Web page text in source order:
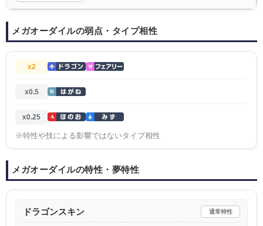
メガオーダイルの弱点・タイプ相性
x2
x0.5
x0.25
※特性や技による影響ではないタイプ相性
メガオーダイルの特性・夢特性
ドラゴンスキン 通常特性